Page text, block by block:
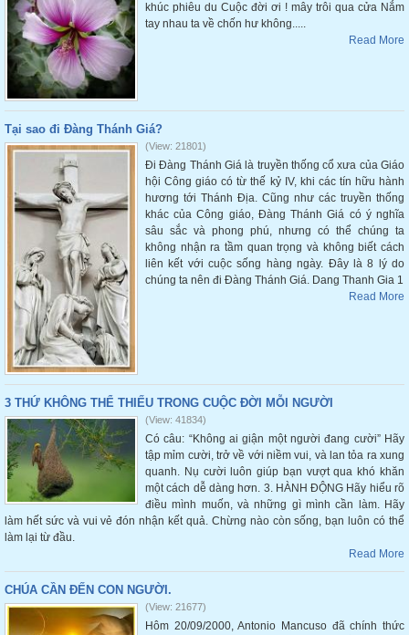
khúc phiêu du Cuộc đời ơi ! mây trôi qua cửa Nắm
tay nhau ta về chốn hư không.....
Read More
Tại sao đi Đàng Thánh Giá?
(View: 21801)
Đi Đàng Thánh Giá là truyền thống cổ xưa của Giáo
hội Công giáo có từ thế kỷ IV, khi các tín hữu hành
hương tới Thánh Địa. Cũng như các truyền thống
khác của Công giáo, Đàng Thánh Giá có ý nghĩa
sâu sắc và phong phú, nhưng có thể chúng ta
không nhận ra tầm quan trọng và không biết cách
liên kết với cuộc sống hàng ngày. Đây là 8 lý do
chúng ta nên đi Đàng Thánh Giá. Dang Thanh Gia 1
Read More
3 THỨ KHÔNG THỂ THIẾU TRONG CUỘC ĐỜI MỖI NGƯỜI
(View: 41834)
Có câu: “Không ai giận một người đang cười” Hãy
tập mỉm cười, trở về với niềm vui, và lan tỏa ra xung
quanh. Nụ cười luôn giúp bạn vượt qua khó khăn
một cách dễ dàng hơn. 3. HÀNH ĐỘNG Hãy hiểu rõ
điều mình muốn, và những gì mình cần làm. Hãy
làm hết sức và vui vẻ đón nhận kết quả. Chừng nào còn sống, bạn luôn có thể
làm lại từ đầu.
Read More
CHÚA CẦN ĐẾN CON NGƯỜI.
(View: 21677)
Hôm 20/09/2000, Antonio Mancuso đã chính thức